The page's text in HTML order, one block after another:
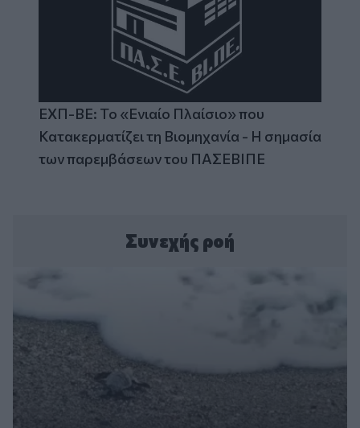
ΕΧΠ-ΒΕ: Το «Ενιαίο Πλαίσιο» που
Κατακερματίζει τη Βιομηχανία - Η σημασία
των παρεμβάσεων του ΠΑΣΕΒΙΠΕ
Συνεχής ροή